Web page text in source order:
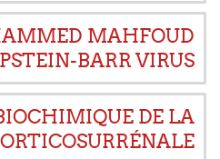
MAHFOUD
BARR VIRUS
DE LA